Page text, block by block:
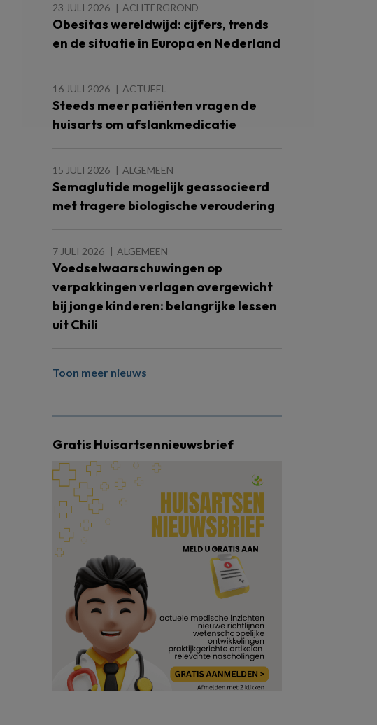
23 JULI 2026 ACHTERGROND
Obesitas wereldwijd: cijfers, trends
en de situatie in Europa en Nederland
16 JULI 2026 ACTUEEL
Steeds meer patiënten vragen de
huisarts om afslankmedicatie
15 JULI 2026 ALGEMEEN
Semaglutide mogelijk geassocieerd
met tragere biologische veroudering
7 JULI 2026 ALGEMEEN
Voedselwaarschuwingen op
verpakkingen verlagen overgewicht
bij jonge kinderen: belangrijke lessen
uit Chili
Toon meer nieuws
Gratis Huisartsennieuwsbrief